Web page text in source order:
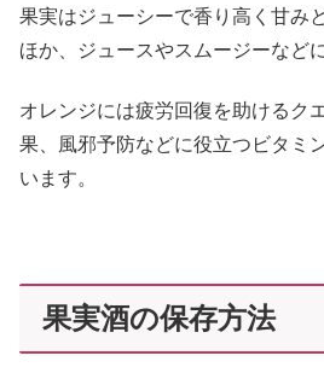
果実はジューシーで香り高く甘み
ほか、ジュースやスムージーなど
オレンジには疲労回復を助けるク
果、風邪予防などに役立つビタミ
います。
果実酒の保存方法